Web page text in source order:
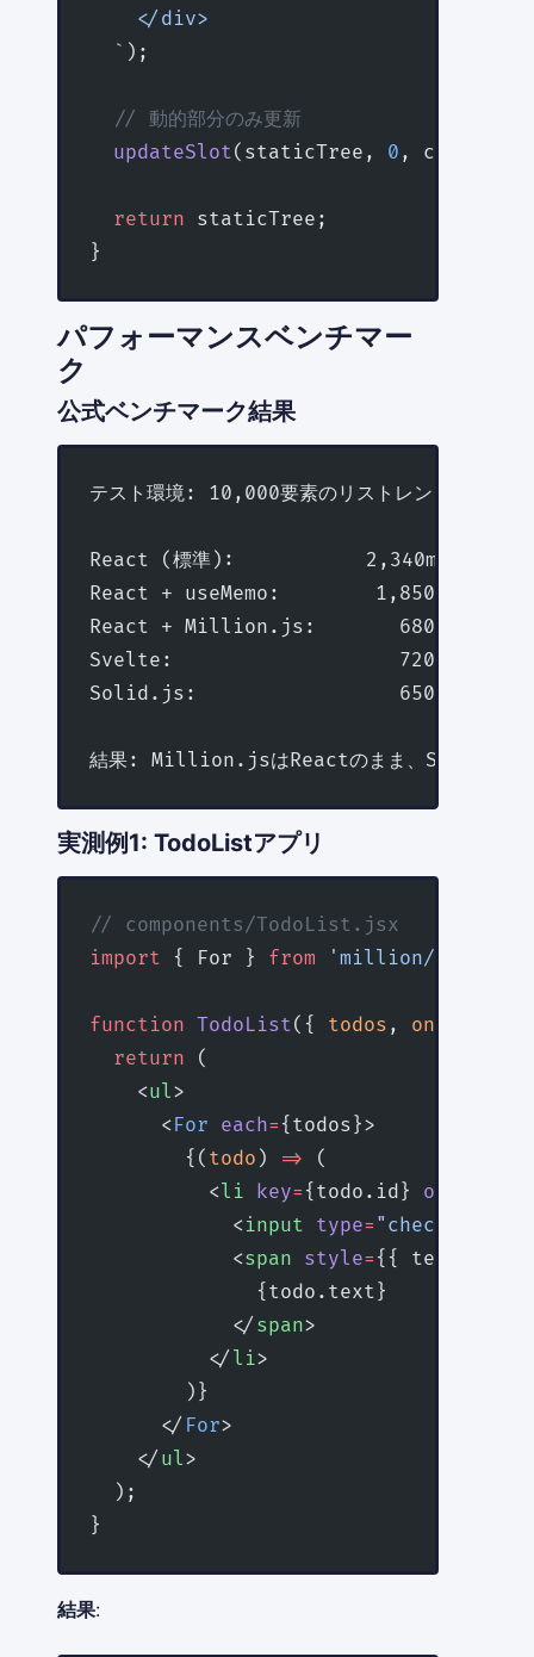
    </div>
  `
);
  // 動的部分のみ更新
  updateSlot
(staticTree, 0 , count);
  return
staticTree;
}
パフォーマンスベンチマー
ク
公式ベンチマーク結果
テスト環境: 10,000要素のリストレンダリング
React (標準):           2,340ms
React + useMemo:        1,850ms
React + Million.js:       680ms  (70%
Svelte:                   720ms
Solid.js:                 650ms
結果: Million.jsはReactのまま、Svelte/
実測例1: TodoListアプリ
// components/TodoList.jsx
import { For } from 'million/react'
function TodoList({ todos , onToggle
  return
(
    <
ul>
      <
For each= {todos}>
        {(
todo ) => (
          <
li key= {todo.id} onClick
            <
input type= "checkbox"
            <
span style= {{
              {todo.text}
            </
span>
          </
li>
        )}
      </
For>
    </
ul>
  );
}
結果: